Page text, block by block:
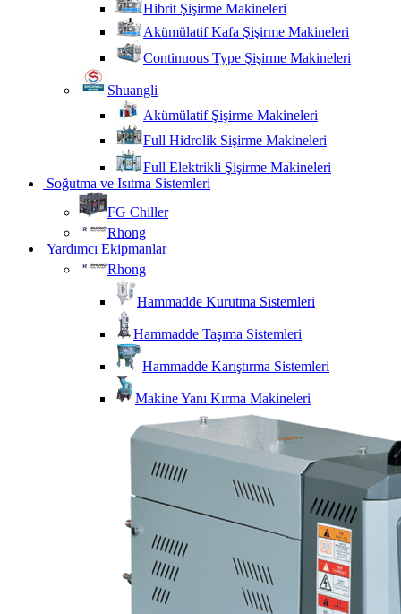
Hibrit Şişirme Makineleri
Akümülatif Kafa Şişirme Makineleri
Continuous Type Şişirme Makineleri
Shuangli
Akümülatif Şişirme Makineleri
Full Hidrolik Sişirme Makineleri
Full Elektrikli Şişirme Makineleri
Soğutma ve Isıtma Sistemleri
FG Chiller
Rhong
Yardımcı Ekipmanlar
Rhong
Hammadde Kurutma Sistemleri
Hammadde Taşıma Sistemleri
Hammadde Karıştırma Sistemleri
Makine Yanı Kırma Makineleri